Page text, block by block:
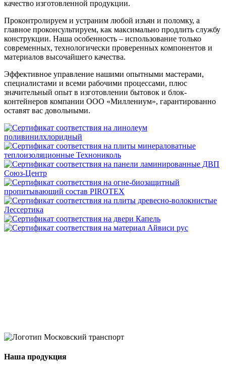
качество изготовленной продукции.
Проконтролируем и устраним любой изъян и поломку, а
главное проконсультируем, как максимально продлить службу
конструкции. Наша особенность – использование только
современных, технологически проверенных компонентов и
материалов высочайшего качества.
Эффективное управление нашими опытными мастерами,
специалистами и всеми рабочими процессами, плюс
значительный опыт в изготовлении бытовок и блок-
контейнеров компании ООО «Миллениум», гарантированно
оставят вас довольными.
Наша продукция